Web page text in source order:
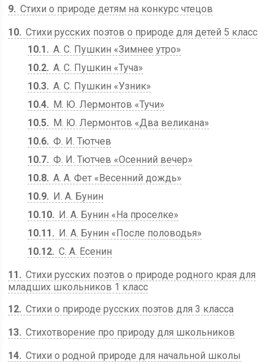
9 Стихи о природе детям на конкурс чтецов
10 Стихи русских поэтов о природе для детей 5 класс
10.1
А. С. Пушкин «Зимнее утро»
10.2 А. С. Пушкин «Туча»
10.3 А. С. Пушкин «Узник»
10.4
М. Ю. Лермонтов «Тучи»
10.5
М. Ю. Лермонтов «Два великана»
10.6 Ф. И. Тютчев
10.7 Ф. И. Тютчев «Осенний вечер»
10.8 А. А. Фет «Весенний дождь»
10.9
И. А. Бунин
10.10
И. А. Бунин «На проселке»
10.11
И. А. Бунин «После половодья»
10.12 С. А. Есенин
11
Стихи русских поэтов о природе родного края для
младших школьников 1 класс
12 Стихи о природе русских поэтов для 3 класса
13 Стихотворение про природу для школьников
14 Стихи о родной природе для начальной школы